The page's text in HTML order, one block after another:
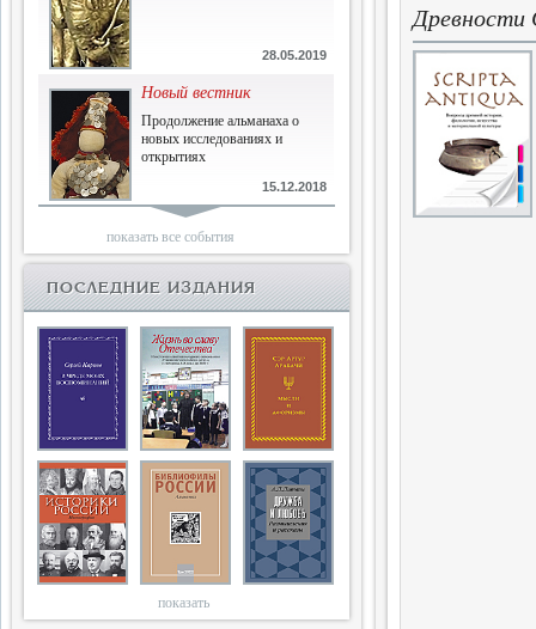
28.05.2019
Новый вестник
Продолжение альманаха о
новых исследованиях и
открытиях
15.12.2018
Библиофилам
Четырнадцатый и не последний
Двенадцатый
Новый том Вестника истории,
литературы, искусства
25.09.2017
Книги блокады
Последняя книга Т.В.Сталевой
15.06.2017
Энциклопедия историков
показать все события
ПОСЛЕДНИЕ ИЗДАНИЯ
показать
Древности